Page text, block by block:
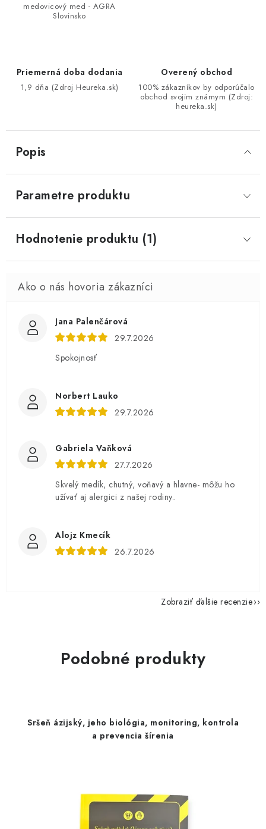
medovicový med - AGRA
Slovinsko
Priemerná doba dodania
1,9 dňa (Zdroj Heureka.sk)
Overený obchod
100% zákazníkov by odporúčalo
obchod svojim známym (Zdroj:
heureka.sk)
Popis
Parametre produktu
Hodnotenie produktu (1)
Jana Palenčárová
29.7.2026
Spokojnosť
Norbert Lauko
29.7.2026
Gabriela Vaňková
27.7.2026
Skvelý medík, chutný, voňavý a hlavne- môžu ho
užívať aj alergici z našej rodiny..
Alojz Kmecík
26.7.2026
Zobraziť ďalšie recenzie
Podobné produkty
Sršeň ázijský, jeho biológia, monitoring, kontrola
a prevencia šírenia